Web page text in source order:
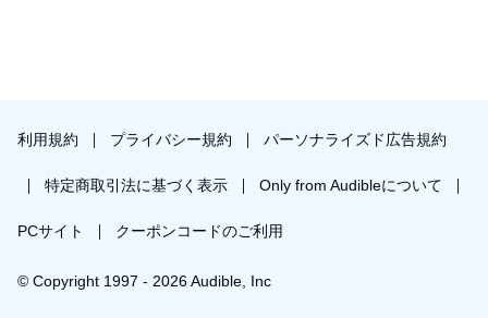
利用規約 プライバシー規約 パーソナライズド広告規約
特定商取引法に基づく表示 Only from Audibleについて
PCサイト クーポンコードのご利用
© Copyright 1997 - 2026 Audible, Inc